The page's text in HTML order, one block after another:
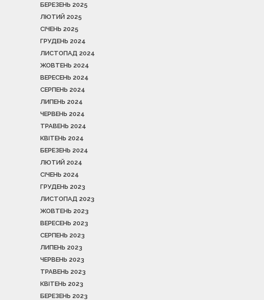
БЕРЕЗЕНЬ 2025
ЛЮТИЙ 2025
СІЧЕНЬ 2025
ГРУДЕНЬ 2024
ЛИСТОПАД 2024
ЖОВТЕНЬ 2024
ВЕРЕСЕНЬ 2024
СЕРПЕНЬ 2024
ЛИПЕНЬ 2024
ЧЕРВЕНЬ 2024
ТРАВЕНЬ 2024
КВІТЕНЬ 2024
БЕРЕЗЕНЬ 2024
ЛЮТИЙ 2024
СІЧЕНЬ 2024
ГРУДЕНЬ 2023
ЛИСТОПАД 2023
ЖОВТЕНЬ 2023
ВЕРЕСЕНЬ 2023
СЕРПЕНЬ 2023
ЛИПЕНЬ 2023
ЧЕРВЕНЬ 2023
ТРАВЕНЬ 2023
КВІТЕНЬ 2023
БЕРЕЗЕНЬ 2023